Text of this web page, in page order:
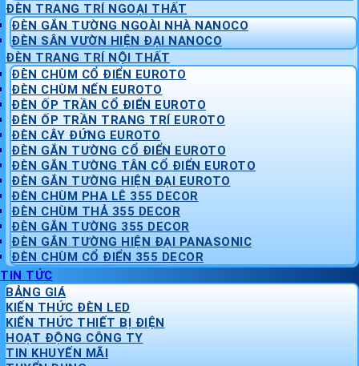
ĐÈN TRANG TRÍ NGOẠI THẤT
ĐÈN GẮN TƯỜNG NGOÀI NHÀ NANOCO
ĐÈN SÂN VƯỜN HIỆN ĐẠI NANOCO
ĐÈN TRANG TRÍ NỘI THẤT
ĐÈN CHÙM CỔ ĐIỂN EUROTO
ĐÈN CHÙM NẾN EUROTO
ĐÈN ỐP TRẦN CỔ ĐIỂN EUROTO
ĐÈN ỐP TRẦN TRANG TRÍ EUROTO
ĐÈN CÂY ĐỨNG EUROTO
ĐÈN GẮN TƯỜNG CỔ ĐIỂN EUROTO
ĐÈN GẮN TƯỜNG TÂN CỔ ĐIỂN EUROTO
ĐÈN GẮN TƯỜNG HIỆN ĐẠI EUROTO
ĐÈN CHÙM PHA LÊ 355 DECOR
ĐÈN CHÙM THẢ 355 DECOR
ĐÈN GẮN TƯỜNG 355 DECOR
ĐÈN GẮN TƯỜNG HIỆN ĐẠI PANASONIC
ĐÈN CHÙM CỔ ĐIỂN 355 DECOR
TIN TỨC
BẢNG GIÁ
KIẾN THỨC ĐÈN LED
KIẾN THỨC THIẾT BỊ ĐIỆN
HOẠT ĐỘNG CÔNG TY
TIN KHUYẾN MÃI